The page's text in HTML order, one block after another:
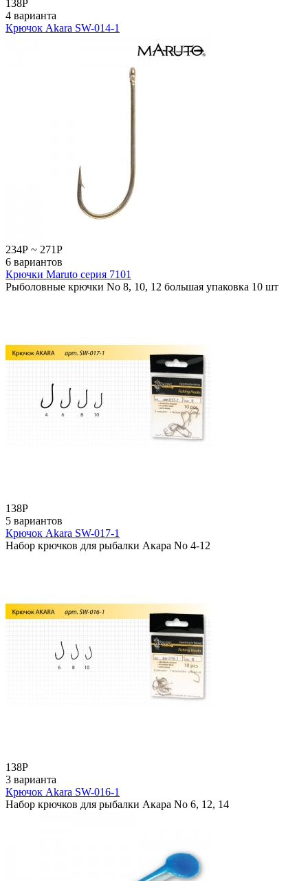
138Р
4 варианта
Крючок Akara SW-014-1
234Р ~ 271Р
6 вариантов
Крючки Maruto серия 7101
Рыболовные крючки No 8, 10, 12 большая упаковка 10 шт
138Р
5 вариантов
Крючок Akara SW-017-1
Набор крючков для рыбалки Акара No 4-12
138Р
3 варианта
Крючок Akara SW-016-1
Набор крючков для рыбалки Акара No 6, 12, 14